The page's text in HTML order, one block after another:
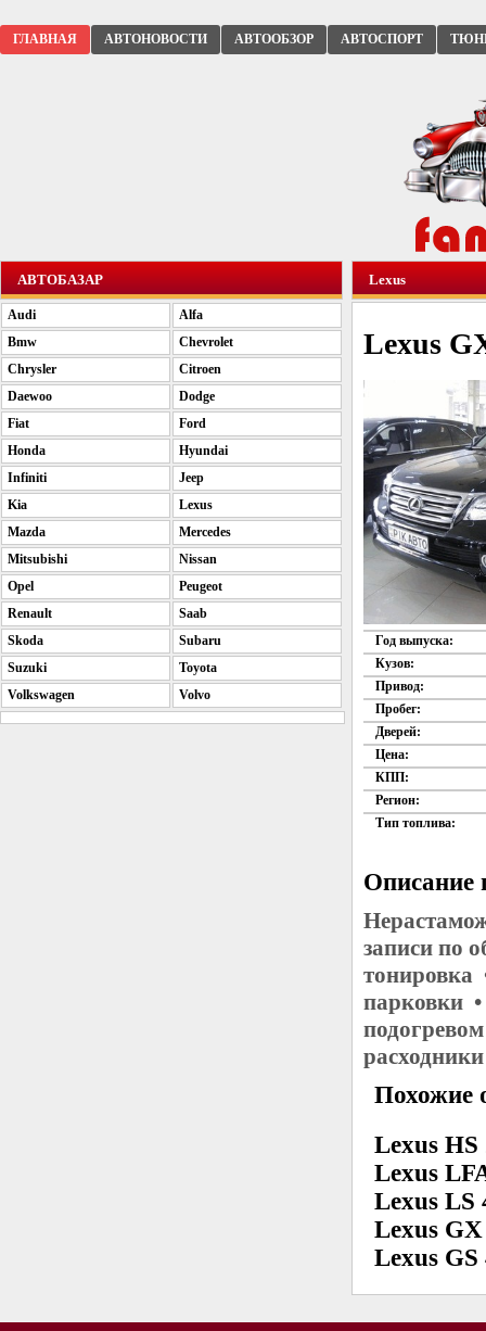
ГЛАВНАЯ АВТОНОВОСТИ АВТООБЗОР АВТОСПОРТ
Lexus
Lexus
Год выпуска:
Кузов:
Привод:
Пробег:
Дверей:
Цена:
КПП:
Регион:
Тип топлива:
Описание
записи по
тонировка
парковки
Похожие
Lexus HS
Lexus
Lexus LS
Lexus
Lexus GS
АВТОБАЗАР
Audi
Alfa
Bmw
Chevrolet
Chrysler
Citroen
Daewoo
Dodge
Fiat
Ford
Honda
Hyundai
Infiniti
Jeep
Kia
Lexus
Mazda
Mercedes
Mitsubishi
Nissan
Opel
Peugeot
Renault
Saab
Skoda
Subaru
Suzuki
Toyota
Volkswagen
Volvo